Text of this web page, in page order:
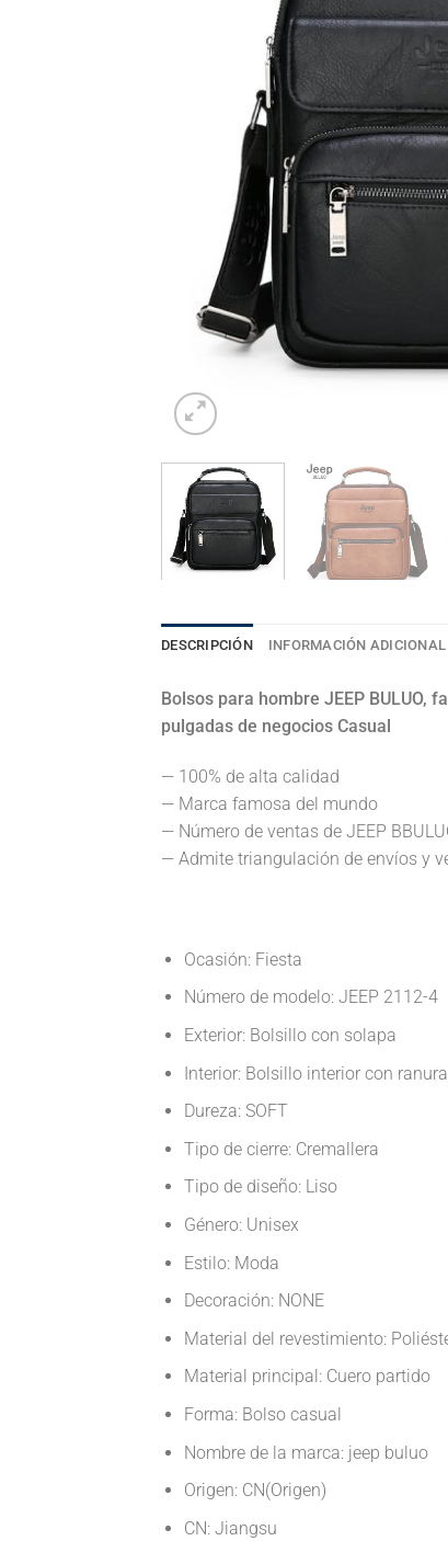
DESCRIPCIÓN INFORMACIÓN ADICIONAL
Bolsos para hombre JEEP
pulgadas de negocios Casual
— 100% de alta calidad
— Marca famosa del mundo
— Número de ventas de JEEP
— Admite triangulación de envíos y
Ocasión: Fiesta
Número de modelo: JEEP 2112-4
Exterior: Bolsillo con solapa
Interior: Bolsillo interior con
Dureza: SOFT
Tipo de cierre: Cremallera
Tipo de diseño: Liso
Género: Unisex
Estilo: Moda
Decoración: NONE
Material del revestimiento:
Material principal: Cuero partido
Forma: Bolso casual
Nombre de la marca: jeep buluo
Origen: CN(Origen)
CN: Jiangsu